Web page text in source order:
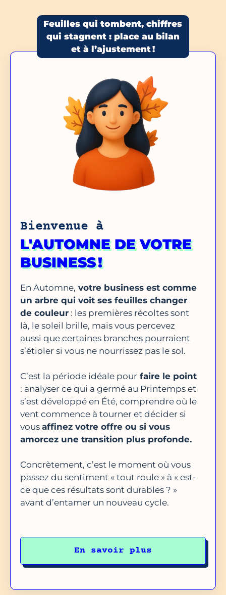
Feuilles qui tombent, chiffres
qui stagnent : place au bilan
et à l’ajustement !
Bienvenue à
L'AUTOMNE DE VOTRE
BUSINESS !
En Automne, votre business est comme
un arbre qui voit ses feuilles changer
de couleur : les premières récoltes sont
là, le soleil brille, mais vous percevez
aussi que certaines branches pourraient
s’étioler si vous ne nourrissez pas le sol.
C’est la période idéale pour faire le point
: analyser ce qui a germé au Printemps et
s’est développé en Été, comprendre où le
vent commence à tourner et décider si
vous affinez votre offre ou si vous
amorcez une transition plus profonde.
Concrètement, c’est le moment où vous
passez du sentiment « tout roule » à « est-
ce que ces résultats sont durables ? »
avant d’entamer un nouveau cycle.
En savoir plus